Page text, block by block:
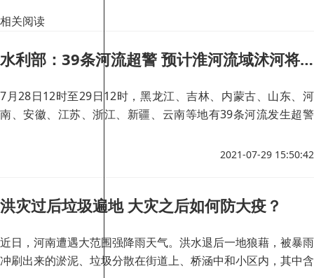
相关阅读
水利部：39条河流超警 预计淮河流域沭河将发生编号洪水
7月28日12时至29日12时，黑龙江、吉林、内蒙古、山东、河
南、安徽、江苏、浙江、新疆、云南等地有39条河流发生超警
共产主义渠，山东中运河，浙江甬江支流姚江、曹娥江支流萧绍
2021-07-29 15:50:42
洪灾过后垃圾遍地 大灾之后如何防大疫？
近日，河南遭遇大范围强降雨天气。洪水退后一地狼藉，被暴雨
冲刷出来的淤泥、垃圾分散在街道上、桥涵中和小区内，其中含